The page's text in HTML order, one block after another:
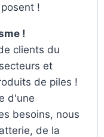
!
!
clients du
et
de piles !
d'une
besoins, nous
de la